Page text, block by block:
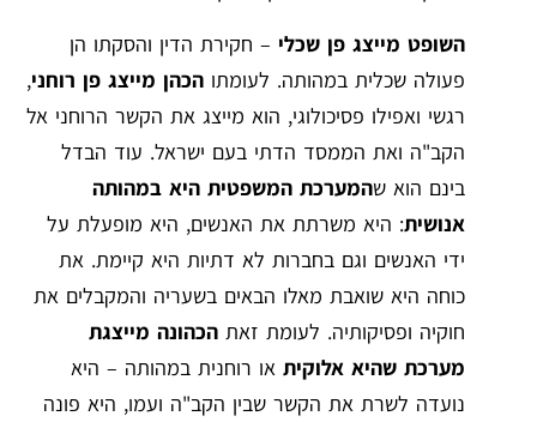
השופט מייצג פן שכלי – חקירת הדין והסקתו הן
פעולה שכלית במהותה. לעומתו הכהן מייצג פן רוחני,
רגשי ואפילו פסיכולוגי, הוא מייצג את הקשר הרוחני אל
הקב"ה ואת הממסד הדתי בעם ישראל. עוד הבדל
בינם הוא שהמערכת המשפטית היא במהותה
אנושית: היא משרתת את האנשים, היא מופעלת על
ידי האנשים וגם בחברות לא דתיות היא קיימת. את
כוחה היא שואבת מאלו הבאים בשעריה והמקבלים את
חוקיה ופסיקותיה. לעומת זאת הכהונה מייצגת
מערכת שהיא אלוקית או רוחנית במהותה – היא
נועדה לשרת את הקשר שבין הקב"ה ועמו, היא פונה